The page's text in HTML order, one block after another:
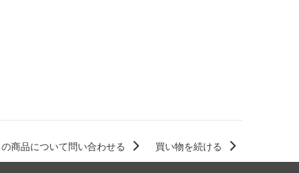
の商品について問い合わせる 買い物を続ける